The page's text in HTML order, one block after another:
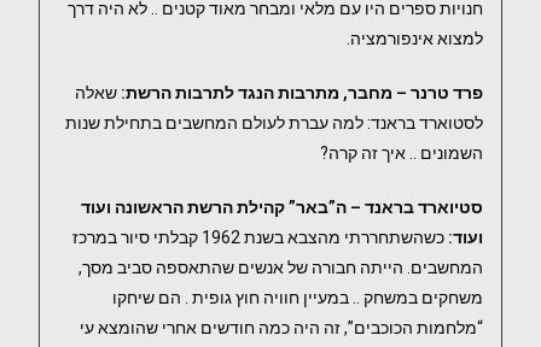
חנויות ספרים היו עם מלאי ומבחר מאוד קטנים .. לא היה דרך
למצוא אינפורמציה.
פרד טרנר – מחבר, מתרבות הנגד לתרבות הרשת: שאלה
לסטוארד בראנד: למה עברת לעולם המחשבים בתחילת שנות
השמונים .. איך זה קרה?
סטיוארד בראנד – ה”באר” קהילת הרשת הראשונה ועוד
ועוד:
כשהשתחררתי מהצבא בשנת 1962 קבלתי סיור במרכז
המחשבים. הייתה חבורה של אנשים שהתאספה סביב מסך,
משחקים במשחק .. במעיין חוויה חוץ גופית . הם שיחקו
“מלחמות הכוכבים”, זה היה כמה חודשים אחרי שהומצא עי